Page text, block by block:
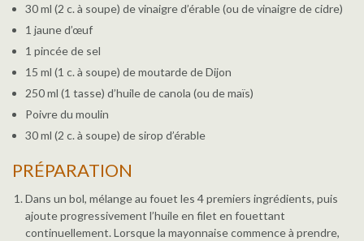
30 ml (2 c. à soupe) de vinaigre d’érable (ou de vinaigre de cidre)
1 jaune d’œuf
1 pincée de sel
15 ml (1 c. à soupe) de moutarde de Dijon
250 ml (1 tasse) d’huile de canola (ou de maïs)
Poivre du moulin
30 ml (2 c. à soupe) de sirop d’érable
PRÉPARATION
Dans un bol, mélange au fouet les 4 premiers ingrédients, puis
ajoute progressivement l’huile en filet en fouettant
continuellement. Lorsque la mayonnaise commence à prendre,